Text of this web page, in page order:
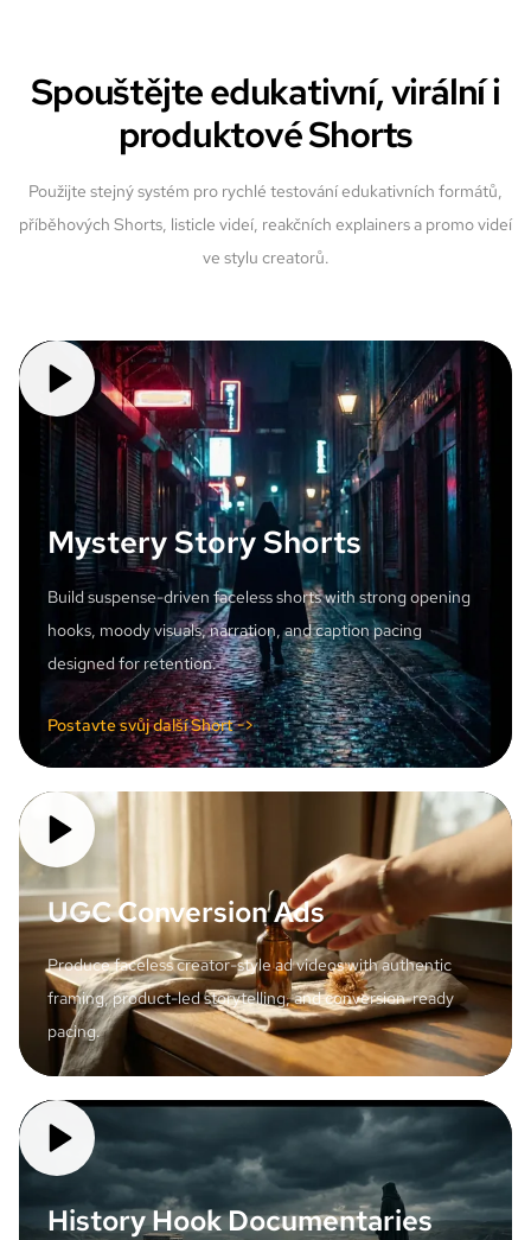
Spouštějte edukativní, virální i
produktové Shorts
Použijte stejný systém pro rychlé testování edukativních formátů,
příběhových Shorts, listicle videí, reakčních explainers a promo videí
ve stylu creatorů.
Mystery Story Shorts
Build suspense-driven faceless shorts with strong opening
hooks, moody visuals, narration, and caption pacing
designed for retention.
Postavte svůj další Short ->
UGC Conversion Ads
Produce faceless creator-style ad videos with authentic
framing, product-led storytelling, and conversion-ready
pacing.
History Hook Documentaries